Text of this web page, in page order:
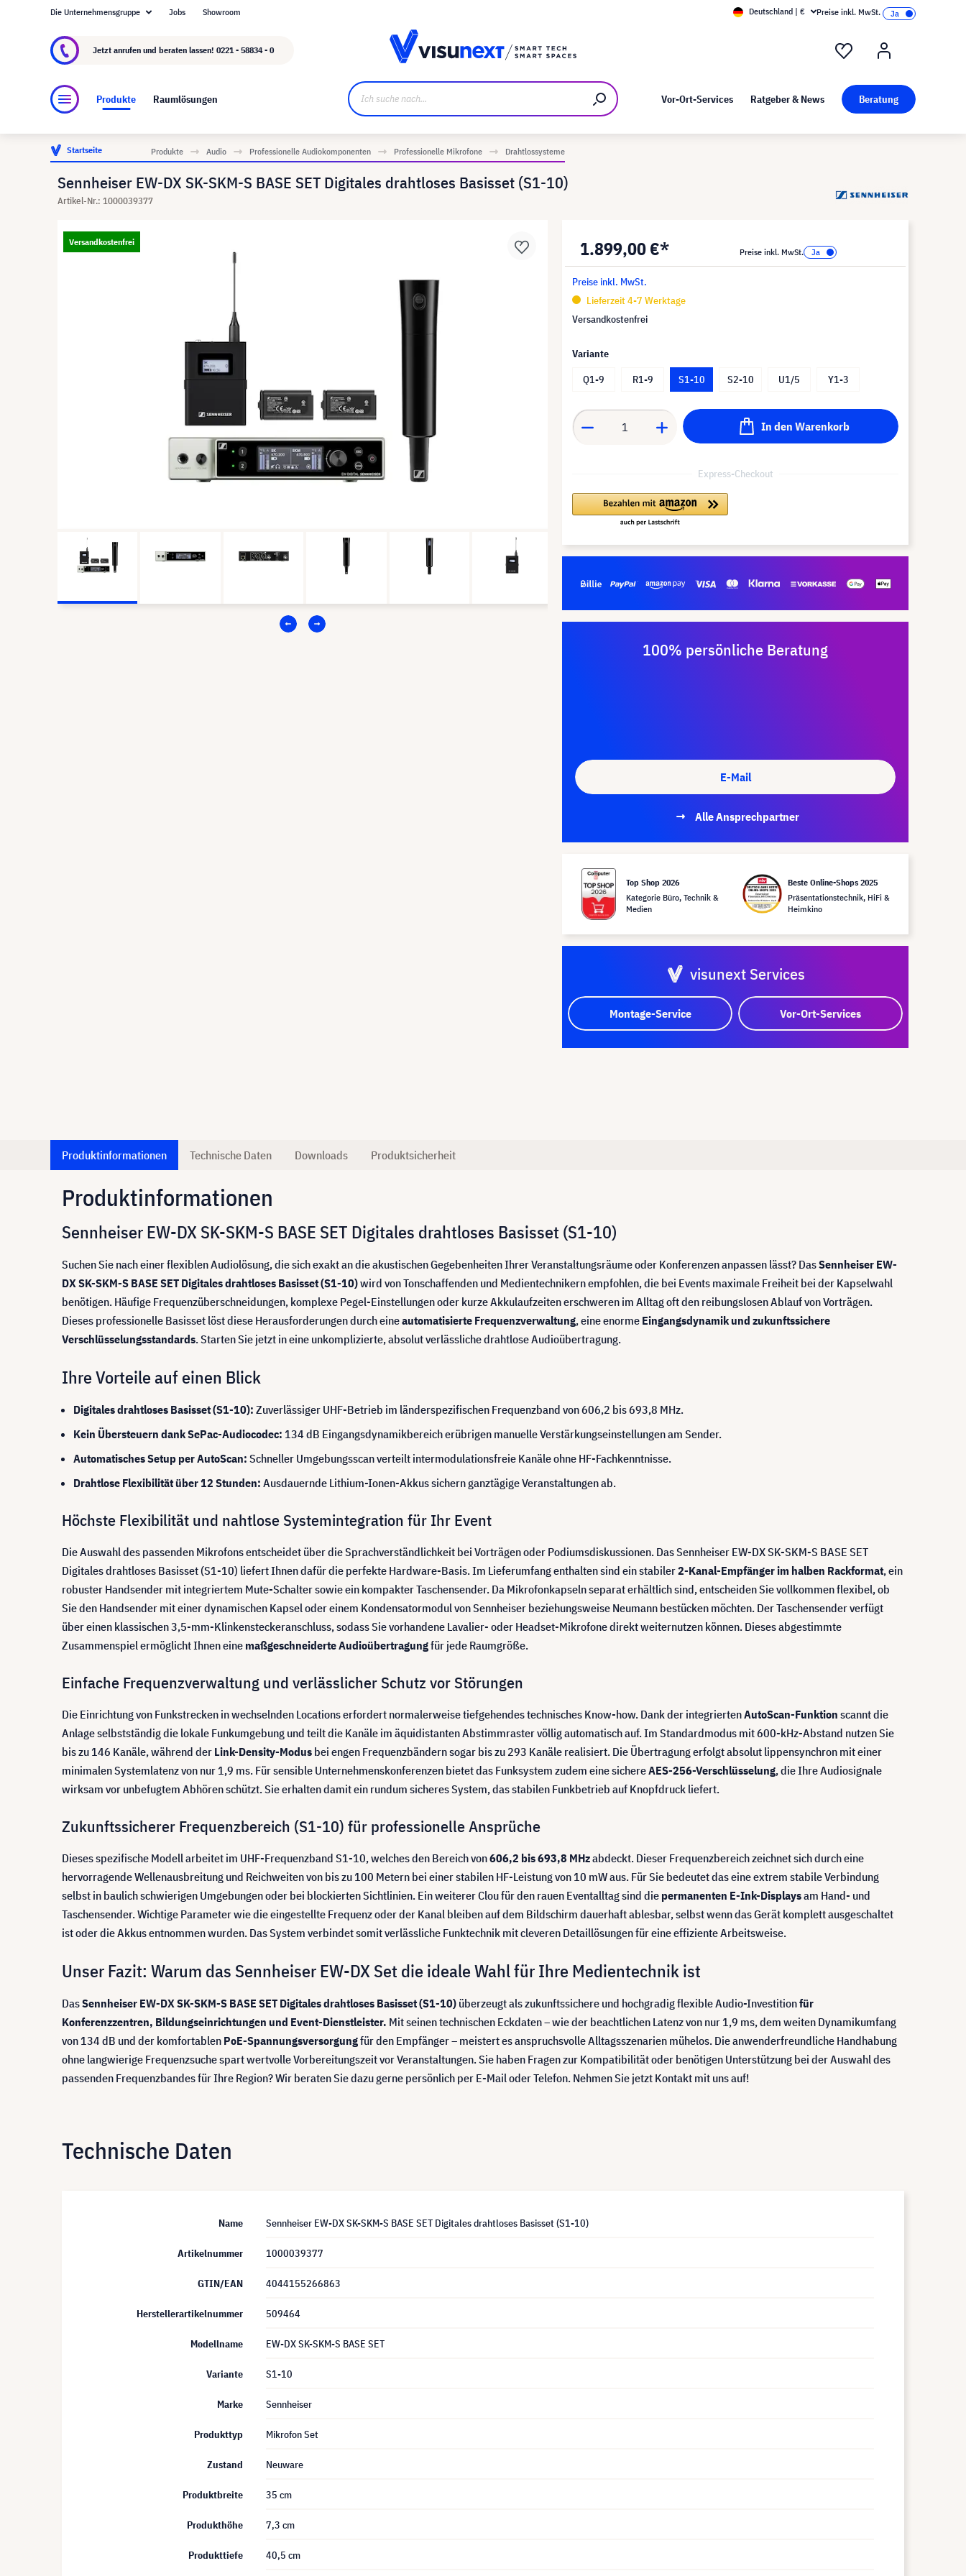
Über visunext.de Kunst bei visunext
Die Unternehmensgruppe Jobs Showroom Deutschland | € Preise inkl. MwSt.
Jetzt anrufen und beraten lassen! 0221 - 58834 - 0
Produkte Raumlösungen Vor-Ort-Services Ratgeber & News Beratung
Startseite Produkte Audio Professionelle Audiokomponenten Professionelle Mikrofone Drahtlossysteme
Sennheiser EW-DX SK-SKM-S BASE SET Digitales drahtloses Basisset (S1-10)
Artikel-Nr.: 1000039377
Versandkostenfrei 1.899,00 €* Preise inkl. MwSt.
Preise inkl. MwSt.
Lieferzeit 4-7 Werktage
Versandkostenfrei
Variante
Q1-9
R1-9 S1-10 S2-10 U1/5 Y1-3
In den Warenkorb
Express-Checkout
100% persönliche Beratung
E-Mail
Alle Ansprechpartner
Top Shop 2026
Kategorie Büro, Technik &
Medien
Beste Online-Shops 2025
Präsentationstechnik, HiFi &
Heimkino
visunext Services
Montage-Service Vor-Ort-Services
Produktinformationen Technische Daten Downloads Produktsicherheit
Produktinformationen
Sennheiser EW-DX SK-SKM-S BASE SET Digitales drahtloses Basisset (S1-10)
Suchen Sie nach einer flexiblen Audiolösung, die sich exakt an die akustischen Gegebenheiten Ihrer Veranstaltungsräume oder Konferenzen anpassen lässt? DasSennheiser EW-
DX SK-SKM-S BASE SET Digitales drahtloses Basisset (S1-10)wird von Tonschaffenden und Medientechnikern empfohlen, die bei Events maximale Freiheit bei der Kapselwahl
benötigen. Häufige Frequenzüberschneidungen, komplexe Pegel-Einstellungen oder kurze Akkulaufzeiten erschweren im Alltag oft den reibungslosen Ablauf von Vorträgen.
Dieses professionelle Basisset löst diese Herausforderungen durch eineautomatisierte Frequenzverwaltung, eine enorme Eingangsdynamik und zukunftssichere
Verschlüsselungsstandards. Starten Sie jetzt in eine unkomplizierte, absolut verlässliche drahtlose Audioübertragung.
Ihre Vorteile auf einen Blick
Digitales drahtloses Basisset (S1-10): Zuverlässiger UHF-Betrieb im länderspezifischen Frequenzband von 606,2 bis 693,8 MHz.
Kein Übersteuern dank SePac-Audiocodec: 134 dB Eingangsdynamikbereich erübrigen manuelle Verstärkungseinstellungen am Sender.
Automatisches Setup per AutoScan: Schneller Umgebungsscan verteilt intermodulationsfreie Kanäle ohne HF-Fachkenntnisse.
Drahtlose Flexibilität über 12 Stunden: Ausdauernde Lithium-Ionen-Akkus sichern ganztägige Veranstaltungen ab.
Höchste Flexibilität und nahtlose Systemintegration für Ihr Event
Die Auswahl des passenden Mikrofons entscheidet über die Sprachverständlichkeit bei Vorträgen oder Podiumsdiskussionen. Das Sennheiser EW-DX SK-SKM-S BASE SET
Digitales drahtloses Basisset (S1-10) liefert Ihnen dafür die perfekte Hardware-Basis. Im Lieferumfang enthalten sind ein stabiler2-Kanal-Empfänger im halben Rackformat, ein
robuster Handsender mit integriertem Mute-Schalter sowie ein kompakter Taschensender. Da Mikrofonkapseln separat erhältlich sind, entscheiden Sie vollkommen flexibel, ob
Sie den Handsender mit einer dynamischen Kapsel oder einem Kondensatormodul von Sennheiser beziehungsweise Neumann bestücken möchten. Der Taschensender verfügt
über einen klassischen 3,5-mm-Klinkensteckeranschluss, sodass Sie vorhandene Lavalier- oder Headset-Mikrofone direkt weiternutzen können. Dieses abgestimmte
Zusammenspiel ermöglicht Ihnen eine maßgeschneiderte Audioübertragungfür jede Raumgröße.
Einfache Frequenzverwaltung und verlässlicher Schutz vor Störungen
Die Einrichtung von Funkstrecken in wechselnden Locations erfordert normalerweise tiefgehendes technisches Know-how. Dank der integriertenAutoScan-Funktion scannt die
Anlage selbstständig die lokale Funkumgebung und teilt die Kanäle im äquidistanten Abstimmraster völlig automatisch auf. Im Standardmodus mit 600-kHz-Abstand nutzen Sie
bis zu 146 Kanäle, während der Link-Density-Modus bei engen Frequenzbändern sogar bis zu 293 Kanäle realisiert. Die Übertragung erfolgt absolut lippensynchron mit einer
minimalen Systemlatenz von nur 1,9 ms. Für sensible Unternehmenskonferenzen bietet das Funksystem zudem eine sichereAES-256-Verschlüsselung, die Ihre Audiosignale
wirksam vor unbefugtem Abhören schützt. Sie erhalten damit ein rundum sicheres System, das stabilen Funkbetrieb auf Knopfdruck liefert.
Zukunftssicherer Frequenzbereich (S1-10) für professionelle Ansprüche
Dieses spezifische Modell arbeitet im UHF-Frequenzband S1-10, welches den Bereich von606,2 bis 693,8 MHzabdeckt. Dieser Frequenzbereich zeichnet sich durch eine
hervorragende Wellenausbreitung und Reichweiten von bis zu 100 Metern bei einer stabilen HF-Leistung von 10 mW aus. Für Sie bedeutet das eine extrem stabile Verbindung
selbst in baulich schwierigen Umgebungen oder bei blockierten Sichtlinien. Ein weiterer Clou für den rauen Eventalltag sind die permanenten E-Ink-Displaysam Hand- und
Taschensender. Wichtige Parameter wie die eingestellte Frequenz oder der Kanal bleiben auf dem Bildschirm dauerhaft ablesbar, selbst wenn das Gerät komplett ausgeschaltet
ist oder die Akkus entnommen wurden. Das System verbindet somit verlässliche Funktechnik mit cleveren Detaillösungen für eine effiziente Arbeitsweise.
Unser Fazit: Warum das Sennheiser EW-DX Set die ideale Wahl für Ihre Medientechnik ist
DasSennheiser EW-DX SK-SKM-S BASE SET Digitales drahtloses Basisset (S1-10) überzeugt als zukunftssichere und hochgradig flexible Audio-Investitionfür
Konferenzzentren, Bildungseinrichtungen und Event-Dienstleister. Mit seinen technischen Eckdaten – wie der beachtlichen Latenz von nur 1,9 ms, dem weiten Dynamikumfang
von 134 dB und der komfortablen PoE-Spannungsversorgungfür den Empfänger – meistert es anspruchsvolle Alltagsszenarien mühelos. Die anwenderfreundliche Handhabung
ohne langwierige Frequenzsuche spart wertvolle Vorbereitungszeit vor Veranstaltungen. Sie haben Fragen zur Kompatibilität oder benötigen Unterstützung bei der Auswahl des
passenden Frequenzbandes für Ihre Region? Wir beraten Sie dazu gerne persönlich per E-Mail oder Telefon. Nehmen Sie jetzt Kontakt mit uns auf!
Technische Daten
Name Sennheiser EW-DX SK-SKM-S BASE SET Digitales drahtloses Basisset (S1-10)
Artikelnummer 1000039377
GTIN/EAN 4044155266863
Herstellerartikelnummer 509464
Modellname EW-DX SK-SKM-S BASE SET
Variante S1-10
Marke Sennheiser
Produkttyp Mikrofon Set
Zustand Neuware
Produktbreite 35 cm
Produkthöhe 7,3 cm
Produkttiefe 40,5 cm